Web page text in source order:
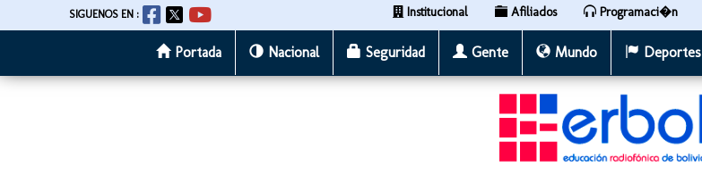
al
SIGUENOS EN : Institucional Afiliados Programaci�n
Portada Nacional Seguridad Gente Mundo Deportes